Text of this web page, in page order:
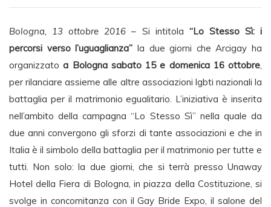
Bologna, 13 ottobre 2016– Si intitola “Lo Stesso Sì: i
percorsi verso l’uguaglianza” la due giorni che Arcigay ha
organizzatoa Bologna sabato 15 e domenica 16 ottobre
per rilanciare assieme alle altre associazioni lgbti nazionali la
battaglia per il matrimonio egualitario. L’iniziativa è inserita
nell’ambito della campagna “Lo Stesso Sì” nella quale da
due anni convergono gli sforzi di tante associazioni e che in
Italia è il simbolo della battaglia per il matrimonio per tutte e
tutti. Non solo: la due giorni, che si terrà presso Unaway
Hotel della Fiera di Bologna, in piazza della Costituzione, si
svolge in concomitanza con il Gay Bride Expo, il salone del